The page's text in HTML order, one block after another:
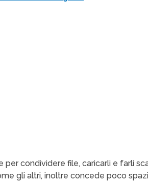
condividere file, caricarli e farli
gli altri, inoltre concede poco